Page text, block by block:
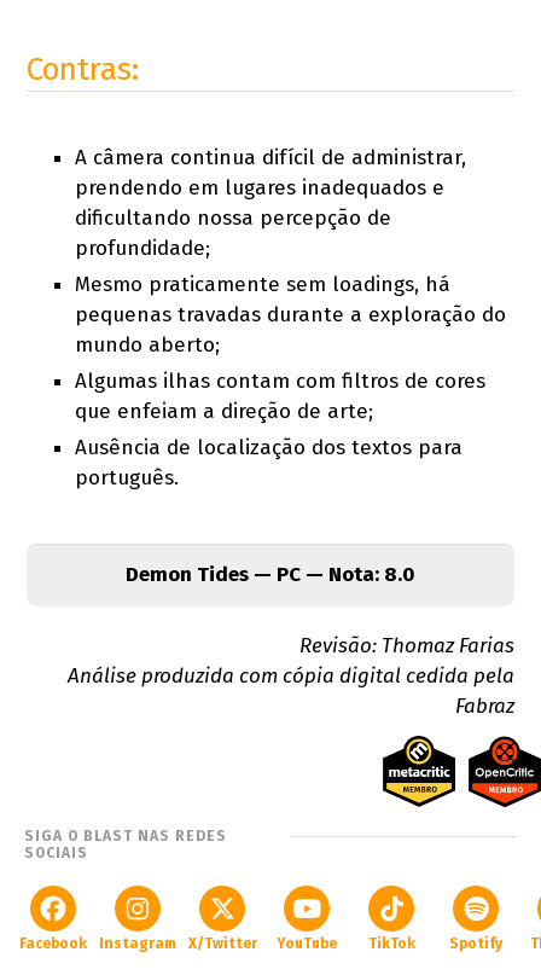
Contras:
A câmera continua difícil de administrar,
prendendo em lugares inadequados e
dificultando nossa percepção de
profundidade;
Mesmo praticamente sem loadings, há
pequenas travadas durante a exploração do
mundo aberto;
Algumas ilhas contam com filtros de cores
que enfeiam a direção de arte;
Ausência de localização dos textos para
português.
Demon Tides — PC — Nota: 8.0
Revisão: Thomaz Farias
Análise produzida com cópia digital cedida pela
Fabraz
SIGA O BLAST NAS REDES
SOCIAIS
Facebook Instagram X/Twitter YouTube TikTok Spotify